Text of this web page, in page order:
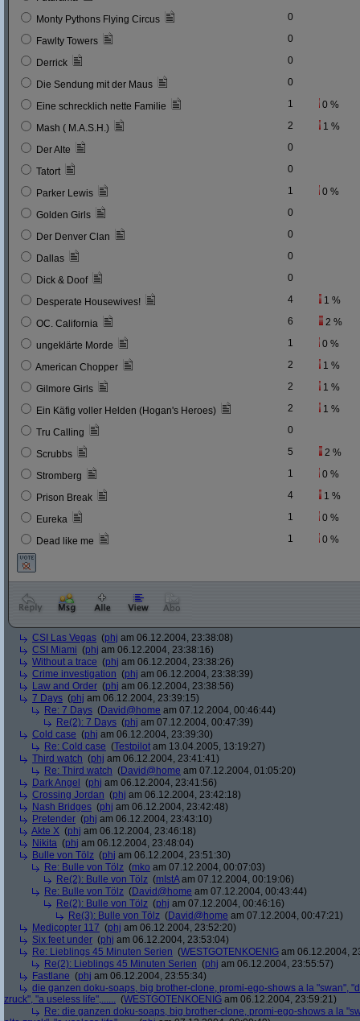
Monty Pythons Flying Circus 0
Fawlty Towers 0
Derrick 0
Die Sendung mit der Maus 0
Eine schrecklich nette Familie 1 0 %
Mash ( M.A.S.H.) 2 1 %
Der Alte 0
Tatort 0
Parker Lewis 1 0 %
Golden Girls 0
Der Denver Clan 0
Dallas 0
Dick & Doof 0
Desperate Housewives! 4 1 %
OC. California 6 2 %
ungeklärte Morde 1 0 %
American Chopper 2 1 %
Gilmore Girls 2 1 %
Ein Käfig voller Helden (Hogan's Heroes) 2 1 %
Tru Calling 0
Scrubbs 5 2 %
Stromberg 1 0 %
Prison Break 4 1 %
Eureka 1 0 %
Dead like me 1 0 %
CSI Las Vegas (phj am 06.12.2004, 23:38:08)
CSI Miami (phj am 06.12.2004, 23:38:16)
Without a trace (phj am 06.12.2004, 23:38:26)
Crime investigation (phj am 06.12.2004, 23:38:39)
Law and Order (phj am 06.12.2004, 23:38:56)
7 Days (phj am 06.12.2004, 23:39:15)
Re: 7 Days (David@home am 07.12.2004, 00:46:44)
Re(2): 7 Days (phj am 07.12.2004, 00:47:39)
Cold case (phj am 06.12.2004, 23:39:30)
Re: Cold case (Testpilot am 13.04.2005, 13:19:27)
Third watch (phj am 06.12.2004, 23:41:41)
Re: Third watch (David@home am 07.12.2004, 01:05:20)
Dark Angel
(phj am 06.12.2004, 23:41:56)
Crossing Jordan (phj am 06.12.2004, 23:42:18)
Nash Bridges (phj am 06.12.2004, 23:42:48)
Pretender (phj am 06.12.2004, 23:43:10)
Akte X (phj am 06.12.2004, 23:46:18)
Nikita (phj am 06.12.2004, 23:48:04)
Bulle von Tölz (phj am 06.12.2004, 23:51:30)
Re: Bulle von Tölz (mko am 07.12.2004, 00:07:03)
Re(2): Bulle von Tölz (mIstAam 07.12.2004, 00:19:06)
Re: Bulle von Tölz (David@home am 07.12.2004, 00:43:44)
Re(2): Bulle von Tölz (phj am 07.12.2004, 00:46:16)
Re(3): Bulle von Tölz (David@home am 07.12.2004, 00:47:21)
Medicopter 117 (phj am 06.12.2004, 23:52:20)
Six feet under (phj am 06.12.2004, 23:53:04)
Re: Lieblings 45 Minuten Serien (WESTGOTENKOENIG am 06.12.2004,
Re(2): Lieblings 45 Minuten Serien (phj am 06.12.2004, 23:55:57)
Fastlane (phj am 06.12.2004, 23:55:34)
die ganzen doku-soaps, big brother-clone, promi-ego-shows a la "swan",
zruck", "a useless life",...... (WESTGOTENKOENIG am 06.12.2004, 23:59:21)
Re: die ganzen doku-soaps, big brother-clone, promi-ego-shows a la